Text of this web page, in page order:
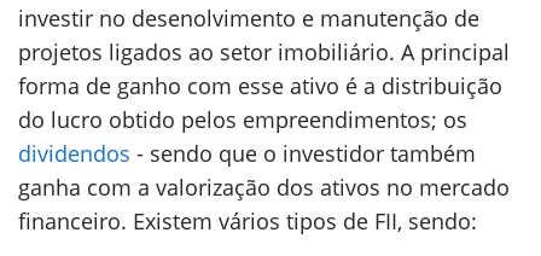
investir no desenolvimento e manutenção de
projetos ligados ao setor imobiliário. A principal
forma de ganho com esse ativo é a distribuição
do lucro obtido pelos empreendimentos; os
dividendos - sendo que o investidor também
ganha com a valorização dos ativos no mercado
financeiro. Existem vários tipos de FII, sendo: